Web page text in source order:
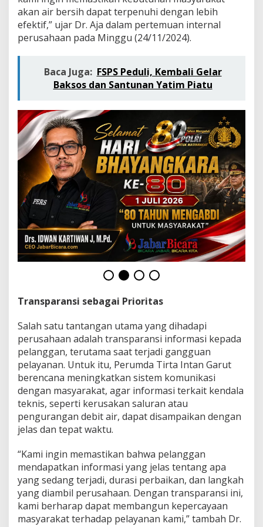
a
n
L
e
t
E
d
k
s
i
d
a
n
T
l
o
i
M
d
e
n
akan air bersih dapat terpenuhi dengan lebih
efektif,” ujar Dr. Aja dalam pertemuan internal
perusahaan pada Minggu (24/11/2024).
Baca Juga: FSPS Peduli, Kembali Gelar
Baksos dan Santunan Yatim Piatu
Transparansi sebagai Prioritas
Salah satu tantangan utama yang dihadapi
perusahaan adalah transparansi informasi kepada
pelanggan, terutama saat terjadi gangguan
pelayanan. Untuk itu, Perumda Tirta Intan Garut
berencana meningkatkan sistem komunikasi
dengan masyarakat, agar informasi terkait kendala
teknis, seperti kerusakan saluran atau
pengurangan debit air, dapat disampaikan dengan
jelas dan tepat waktu.
“Kami ingin memastikan bahwa pelanggan
mendapatkan informasi yang jelas tentang apa
yang sedang terjadi, durasi perbaikan, dan langkah
yang diambil perusahaan. Dengan transparansi ini,
kami berharap dapat membangun kepercayaan
masyarakat terhadap pelayanan kami,” tambah Dr.